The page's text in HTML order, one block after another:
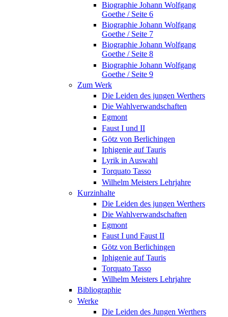
Biographie Johann Wolfgang
Goethe / Seite 6
Biographie Johann Wolfgang
Goethe / Seite 7
Biographie Johann Wolfgang
Goethe / Seite 8
Biographie Johann Wolfgang
Goethe / Seite 9
Zum Werk
Die Leiden des jungen Werthers
Die Wahlverwandschaften
Egmont
Faust I und II
Götz von Berlichingen
Iphigenie auf Tauris
Lyrik in Auswahl
Torquato Tasso
Wilhelm Meisters Lehrjahre
Kurzinhalte
Die Leiden des jungen Werthers
Die Wahlverwandschaften
Egmont
Faust I und Faust II
Götz von Berlichingen
Iphigenie auf Tauris
Torquato Tasso
Wilhelm Meisters Lehrjahre
Bibliographie
Werke
Die Leiden des Jungen Werthers